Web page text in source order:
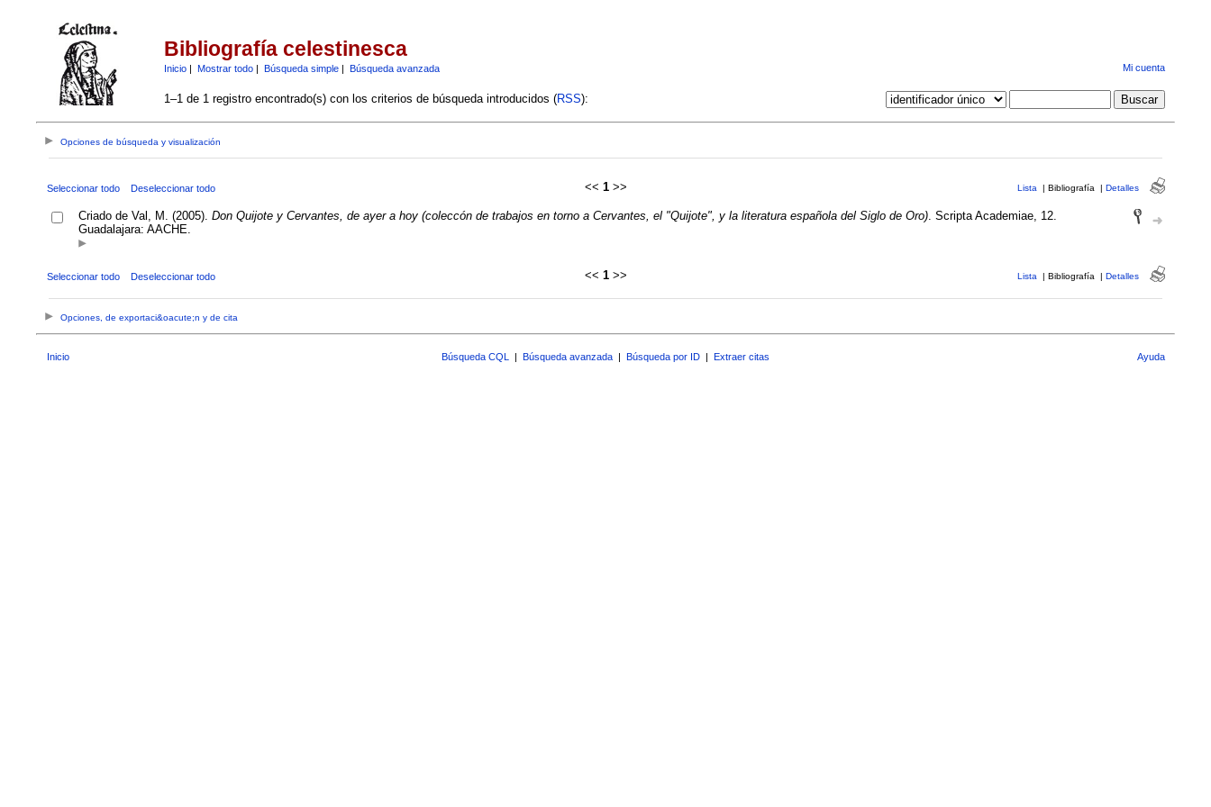
Bibliografía celestinesca
Inicio| Mostrar todo| Búsqueda simple| Búsqueda avanzada Mi cuenta
1–1 de 1 registro encontrado(s) con los criterios de búsqueda introducidos (RSS):
Opciones de búsqueda y visualización
Seleccionar todo Deseleccionar todo << 1>> Lista | Bibliografía | Detalles
Criado de Val, M. (2005). Don Quijote y Cervantes, de ayer a hoy (coleccón de trabajos en torno a Cervantes, el "Quijote", y la literatura española del Siglo de Oro). Scripta Academiae, 12.
Guadalajara: AACHE.
Seleccionar todo Deseleccionar todo << 1>> Lista | Bibliografía | Detalles
Opciones, de exportaci&oacute;n y de cita
Inicio Búsqueda CQL | Búsqueda avanzada | Búsqueda por ID | Extraer citas Ayuda